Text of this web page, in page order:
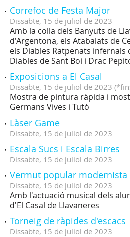
Correfoc de Festa Major
Dissabte, 15 de juliol de 2023
Amb la colla dels Banyuts de
d'Argentona, els Atabalats de
els Diables Ratpenats infernals
Diables de Sant Boi i Drac
Exposicions a El Casal
Dissabte, 15 de juliol de 2023 (
Mostra de pintura ràpida i
Germans Vives i Tutó
Làser Game
Dissabte, 15 de juliol de 2023
Escala Sucs i Escala Birres
Dissabte, 15 de juliol de 2023
Vermut popular modernista
Dissabte, 15 de juliol de 2023
Amb l'actuació musical dels
d'El Casal de Llavaneres
Torneig de ràpides d'escacs
Dissabte, 15 de juliol de 2023